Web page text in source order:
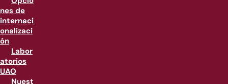
nes de
internaci
onalizaci
ón
Labor
atorios
UAO
Nuest